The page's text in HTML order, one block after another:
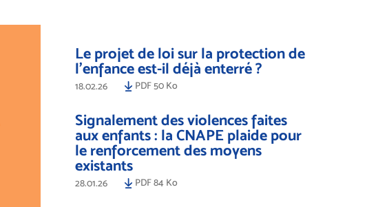
Le projet de loi sur la protection de
l’enfance est-il déjà enterré ?
18.02.26 PDF 50 Ko
Signalement des violences faites
aux enfants : la CNAPE plaide pour
le renforcement des moyens
existants
28.01.26 PDF 84 Ko